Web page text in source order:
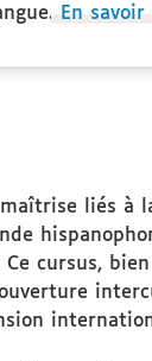
En savoir
liés
cursus,